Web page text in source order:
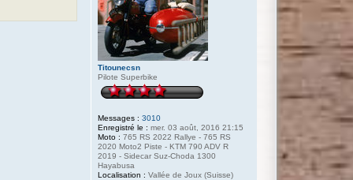
Titounecsn
Pilote Superbike
Messages : 3010
Enregistré le : mer. 03 août, 2016 21:15
Moto : 765 RS 2022 Rallye - 765 RS
2020 Moto2 Piste - KTM 790 ADV R
2019 - Sidecar Suz-Choda 1300
Hayabusa
Localisation : Vallée de Joux (Suisse)